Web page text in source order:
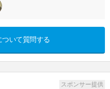
ついて質問する
スポンサー提供